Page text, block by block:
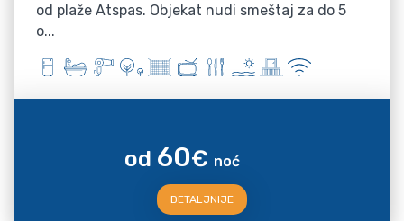
od plaže Atspas. Objekat nudi smeštaj za do 5
o...
od 60€ noć
DETALJNIJE